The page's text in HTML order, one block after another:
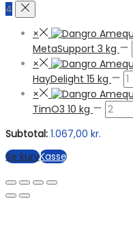
4
×
MetaSupport 3 kg
×
HayDelight 15 kg
×
TimO3 10 kg
Subtotal: 1.067,00 kr.
Se kurvKasse